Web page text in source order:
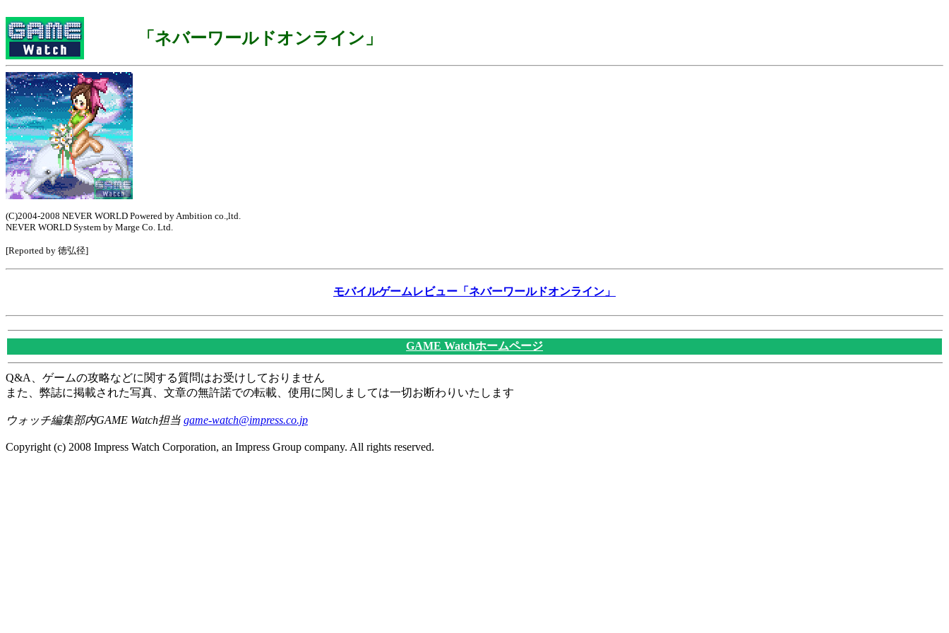
「ネバーワールドオンライン」
(C)2004-2008 NEVER WORLD Powered by Ambition co.,ltd.
NEVER WORLD System by Marge Co. Ltd.
[Reported by 徳弘径]
モバイルゲームレビュー「ネバーワールドオンライン」
GAME Watchホームページ
Q&A、ゲームの攻略などに関する質問はお受けしておりません
また、弊誌に掲載された写真、文章の無許諾での転載、使用に関しましては一切お断わりいたします
ウォッチ編集部内GAME Watch担当 game-watch@impress.co.jp
Copyright (c) 2008 Impress Watch Corporation, an Impress Group company. All rights reserved.